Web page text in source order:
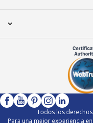
Todos los
Para una mejor experiencia